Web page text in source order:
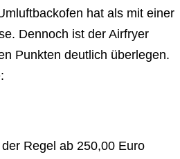
hat als mit einer
Dennoch ist der Airfryer
Punkten deutlich überlegen.
Regel ab 250,00 Euro